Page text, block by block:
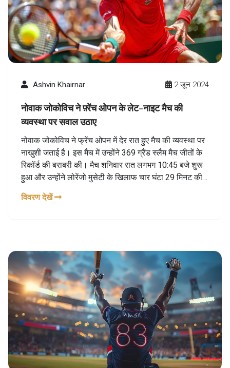
Ashvin Khairnar 2 जून 2024
नोवाक जोकोविच ने फ़्रेंच ओपन के लेट-नाइट मैच की
व्यवस्था पर सवाल उठाए
नोवाक जोकोविच ने फ्रेंच ओपन में देर रात हुए मैच की व्यवस्था पर
नाखुशी जताई है। इस मैच में उन्होंने 369 ग्रैंड स्लैम मैच जीतों के
रिकॉर्ड की बराबरी की। मैच शनिवार रात लगभग 10:45 बजे शुरू
हुआ और उन्होंने लोरेंजो मुसेटी के खिलाफ चार घंटा 29 मिनट की
विवरण देखें